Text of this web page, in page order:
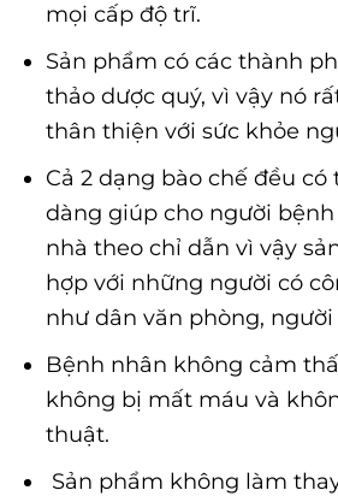
mọi cấp độ trĩ.
Sản phẩm có các thành
thảo dược quý, vì vậy nó
thân thiện với sức khỏe
Cả 2 dạng bào chế đều
dàng giúp cho người
nhà theo chỉ dẫn vì vậy
hợp với những người có
như dân văn phòng, người
Bệnh nhân không cảm
không bị mất máu và
thuật.
Sản phẩm không làm